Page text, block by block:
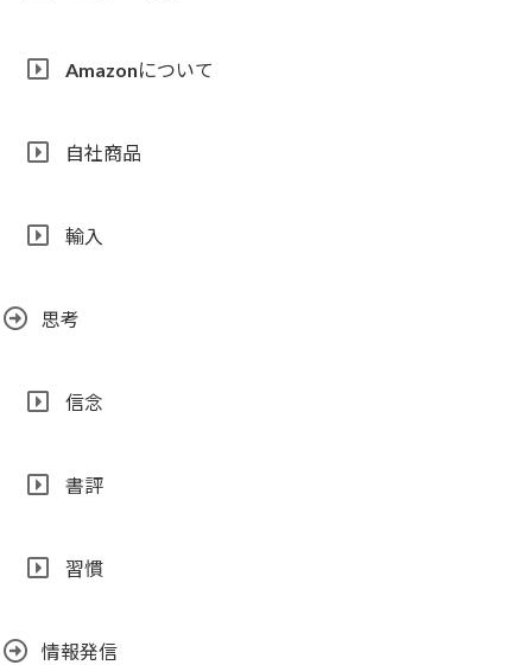
Amazonについて
自社商品
輸入
思考
信念
書評
習慣
情報発信